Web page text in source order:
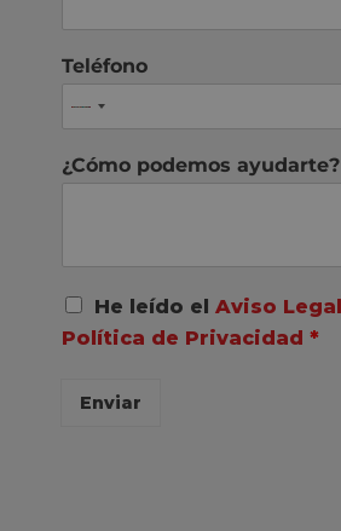
Teléfono
¿Cómo podemos ayudarte?
A
c
u
He leído el Aviso Legal
Política de Privacidad *
Enviar